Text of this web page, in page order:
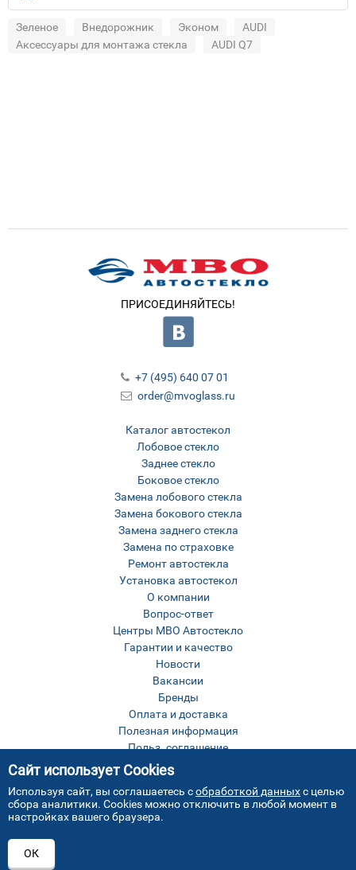
Зеленое Внедорожник Эконом
AUDI
Аксессуары для монтажа стекла
AUDI Q7
ПРИСОЕДИНЯЙТЕСЬ!
Каталог автостекол
Лобовое стекло
Заднее стекло
Боковое стекло
Замена лобового стекла
Замена бокового стекла
Замена заднего стекла
Замена по страховке
Ремонт автостекла
Установка автостекол
О компании
Вопрос-ответ
Центры МВО Автостекло
Гарантии и качество
Новости
Вакансии
Бренды
Оплата и доставка
Полезная информация
Польз. соглашение
Оставить отзыв
Карта сайта
+7 (495) 640 07 01
order@mvoglass.ru
Все права защищены © МВО Автостекло Москва
Сайт использует Cookies
Используя сайт, вы соглашаетесь собработкой данныхс целью
сбора аналитики. Cookies можно отключить в любой момент в
настройках вашего браузера.
ОК